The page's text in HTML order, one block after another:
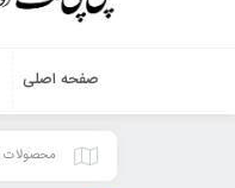
صفحه اصلی
محصولات